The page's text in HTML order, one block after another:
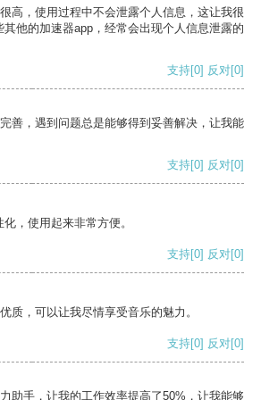
高，使用过程中不会泄露个人信息，这让我很
他的加速器app，经常会出现个人信息泄露的
支持[0] 反对[0]
善，遇到问题总是能够得到妥善解决，让我能
支持[0] 反对[0]
，使用起来非常方便。
支持[0] 反对[0]
质，可以让我尽情享受音乐的魅力。
支持[0] 反对[0]
助手，让我的工作效率提高了50%，让我能够